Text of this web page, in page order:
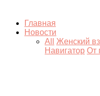
Главная
Новости
All
Женский
Навигатор От